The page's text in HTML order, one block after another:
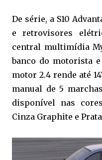
De série, a S10
e retrovisores
central multimídia
banco do motorista
motor 2.4 rende até
manual de 5
disponível nas
Cinza Graphite e